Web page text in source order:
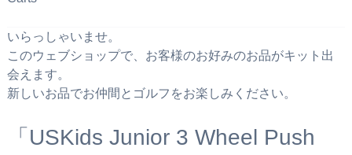
いらっしゃいませ。
このウェブショップで、お客様のお好みのお品がキット出
会えます。
新しいお品でお仲間とゴルフをお楽しみください。
「USKids Junior 3 Wheel Push